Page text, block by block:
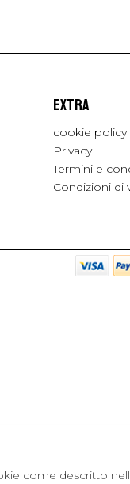
EXTRA
cookie policy
Privacy
Termini e
Condizioni di
come descritto